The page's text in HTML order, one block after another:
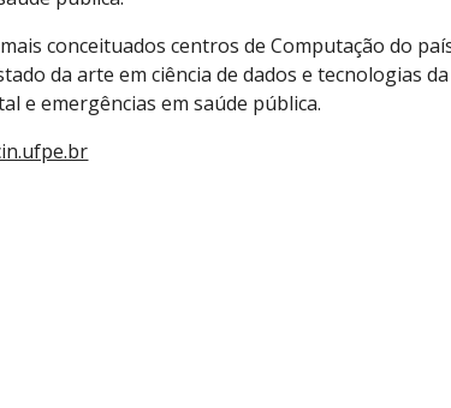
conceituados centros de Computação do
da arte em ciência de dados e tecnologias
e emergências em saúde pública.